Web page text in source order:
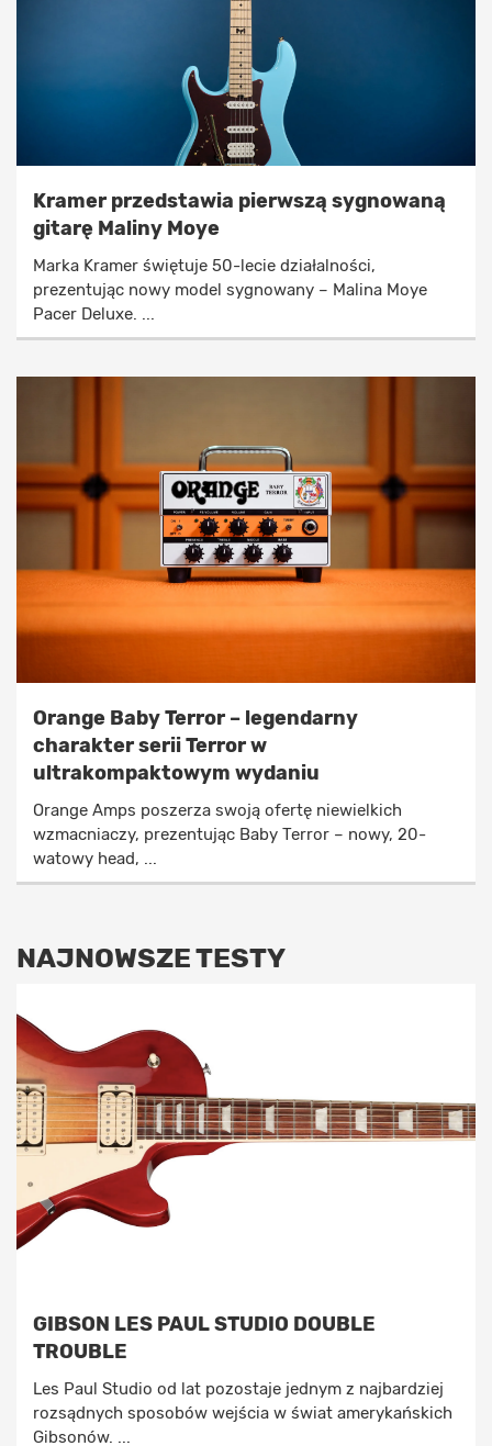
Kramer przedstawia pierwszą sygnowaną
gitarę Maliny Moye
Marka Kramer świętuje 50-lecie działalności,
prezentując nowy model sygnowany – Malina Moye
Pacer Deluxe. ...
Orange Baby Terror – legendarny
charakter serii Terror w
ultrakompaktowym wydaniu
Orange Amps poszerza swoją ofertę niewielkich
wzmacniaczy, prezentując Baby Terror – nowy, 20-
watowy head, ...
NAJNOWSZE TESTY
GIBSON LES PAUL STUDIO DOUBLE
TROUBLE
Les Paul Studio od lat pozostaje jednym z najbardziej
rozsądnych sposobów wejścia w świat amerykańskich
Gibsonów. ...